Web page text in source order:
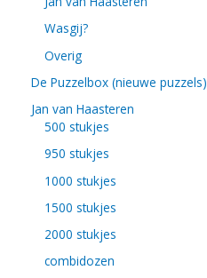
Wasgij?
Overig
De Puzzelbox (nieuwe puzzels)
Jan van Haasteren
500 stukjes
950 stukjes
1000 stukjes
1500 stukjes
2000 stukjes
combidozen